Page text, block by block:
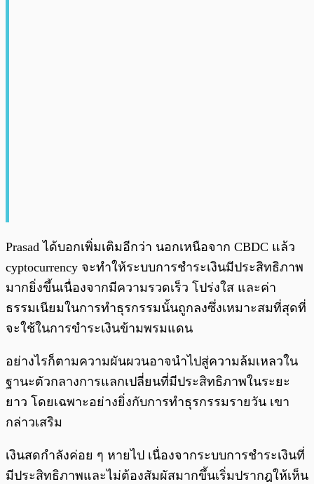
Prasad ได้บอกเพิ่มเติมอีกว่า นอกเหนือจาก CBDC แล้ว
cyptocurrency จะทำให้ระบบการชำระเงินมีประสิทธิภาพ
มากยิ่งขึ้นเนื่องจากมีความรวดเร็ว โปร่งใส และค่า
ธรรมเนียมในการทำธุรกรรมนั้นถูกลงซึ่งเหมาะสมที่สุดที่
จะใช้ในการขำระเงินข้ามพรมแดน
อย่างไรก็ตามความผันผวนอาจนำไปสู่ความล้มเหลวใน
ฐานะตัวกลางการแลกเปลี่ยนที่มีประสิทธิภาพในระยะ
ยาว โดยเฉพาะอย่างยิ่งกับการทำธุรกรรมรายวัน เขา
กล่าวเสริม
เงินสดกำลังค่อย ๆ หายไป เนื่องจากระบบการชำระเงินที่
มีประสิทธิภาพและไม่ต้องสัมผัสมากขึ้นเริ่มปรากฎให้เห็น